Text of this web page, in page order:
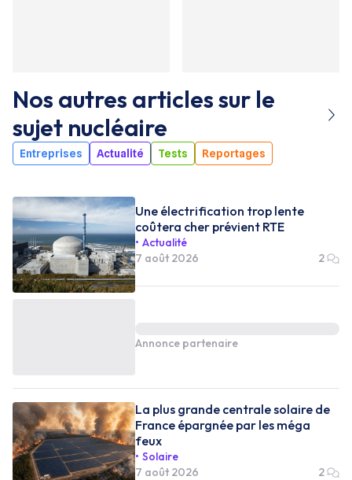
Nos autres articles sur le
sujet nucléaire
Entreprises Actualité Tests Reportages
Une électrification trop lente
coûtera cher prévient RTE
Actualité
7 août 2026
2
Annonce partenaire
La plus grande centrale solaire de
France épargnée par les méga
feux
Solaire
7 août 2026
2